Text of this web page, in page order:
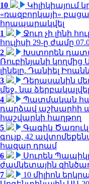
10
Կիլիկիայում
«ռազբորկայի»
հրապարակվել
1
Ջուր չի լինի
հուլիսի 29-ը ժամը
2
Խստորեն
Ռուբինյանի կողմից
լինելը. Դանիել
3
Դերասանին
մեջ․ նա
4
Պատմական
դարձավ աշխարհի
հաշվարկի հաղթող
5
Գագիկ
գույք, 42
հազար դրամ
6
Սուրեն
ժամկետային
7
10 միլիոն